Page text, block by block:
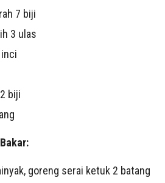
7 biji
3 ulas
biji
goreng serai ketuk 2 batang